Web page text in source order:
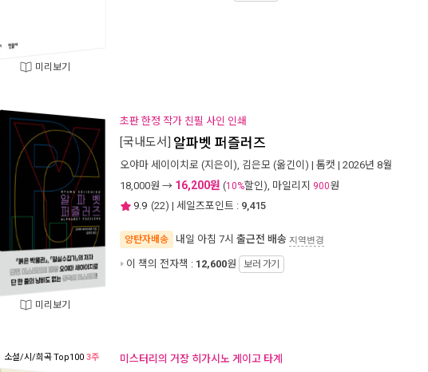
미리보기
미리보기
초판 한정 작가 친필 사인 인쇄
[국내도서] 알파벳 퍼즐러즈
오야마 세이이치로 (지은이), 김은모 (옮긴이) | 톰캣 | 2026년 8월
18,000원 → 16,200원 (10%할인), 마일리지 900원
9.9 (22) | 세일즈포인트 : 9,415
양탄자배송 내일 아침 7시 출근전 배송 지역변경
이 책의 전자책 : 12,600원 보러 가기
소설/시/희곡Top100 3주 미스터리의 거장 히가시노 게이고 타계